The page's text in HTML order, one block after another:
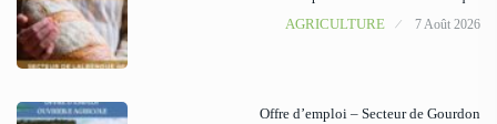
AGRICULTURE
7 Août 2026
Offre d’emploi – Secteur de Gourdon